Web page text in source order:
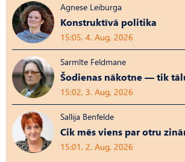
Agnese Leiburga
Konstruktīvā politika
15:05, 4. Aug, 2026
Sarmīte Feldmane
Šodienas nākotne — tik
15:02, 3. Aug, 2026
Sallija Benfelde
Cik mēs viens par otru
15:01, 2. Aug, 2026